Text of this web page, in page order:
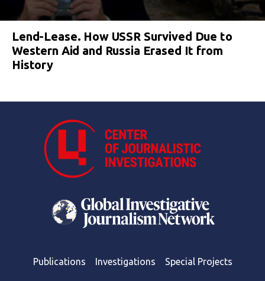
Lend-Lease. How USSR Survived Due to
Western Aid and Russia Erased It from
History
Publications Investigations Special Projects